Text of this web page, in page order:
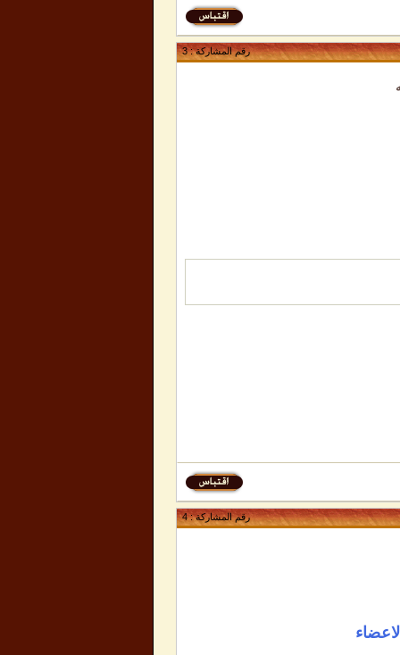
رقم المشاركة :3
رقم المشاركة :4